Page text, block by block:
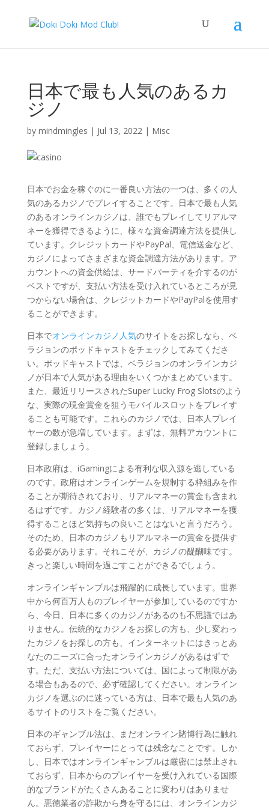
日本で最も人気のあるカ
ジノ
by mindmingles | Jul 13, 2022| Misc
日本でお金を稼ぐのに一番良い方法の一つは、多くの人
気のあるカジノでプレイすることです。日本で最も人気
のあるオンラインカジノは、誰でもプレイしてリアルマ
ネーを獲得できるように、様々な資金調達方法を提供し
ています。クレジットカードやPayPal、電信送金など、
カジノによってさまざまな資金調達方法があります。ア
カウントへの資金供給は、サードパーティを介するのが
ベストですが、支払い方法を受け入れているところが見
つからない場合は、クレジットカードやPayPalを使用す
ることができます。
日本でオンラインカジノ人気のサイトをお探しなら、ベ
ラジョンのポッドキャストをチェックしてみてくださ
い。ポッドキャストでは、ベラジョンのオンラインカジ
ノが日本で人気がある理由をいくつかまとめています。
また、最近リリースされたSuper Lucky Frog Slotsのよう
な、実際の現金賞金を狙うモバイルスロットをプレイす
ることも可能です。これらのカジノでは、日本人プレイ
ヤーの数が急増しています。まずは、無料アカウントに
登録しましょう。
日本政府は、iGamingによる有利な収入源を逃している
のです。政府はオンラインゲームを規制する枠組みを作
ることが期待されており、リアルマネーの賞金も含まれ
るはずです。カジノ経験者の多くは、リアルマネーを獲
得することほど気持ちの良いことはないと言うだろう。
そのため、日本のカジノもリアルマネーの賞金を提供す
る必要があります。それこそが、カジノの醍醐味です。
きっと楽しい時間を過ごすことができるでしょう。
オンラインギャンブルは飛躍的に成長しています。世界
中から何百万人ものプレイヤーが参加しているのですか
ら、今日、日本に多くのカジノがあるのも不思議ではあ
りません。伝統的なカジノをお探しの方も、少し変わっ
たカジノをお探しの方も、インターネットにはきっとあ
なたのニーズに合ったオンラインカジノがあるはずで
す。ただ、支払い方法については、国によって制限があ
る場合もあるので、必ず確認してください。オンライン
カジノを選ぶのに迷っている方は、日本で最も人気のあ
るサイトのリストをご覧ください。
日本のギャンブル法は、まだオンライン賭博行為に触れ
ておらず、プレイヤーにとっては残念なことです。しか
し、日本ではオンラインギャンブルは厳密には禁止され
ておらず、日本からのプレイヤーを受け入れている国際
的なブランドがたくさんあることに変わりはありませ
ん。悪徳業者の詐欺から身を守るには、オンラインカジ